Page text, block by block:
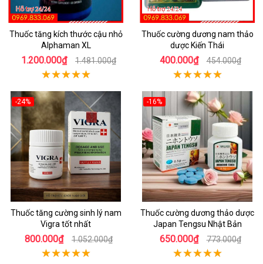
Thuốc tăng kích thước cậu nhỏ
Alphaman XL
1.200.000₫ 1.481.000₫
Thuốc cường dương nam thảo
dược Kiến Thái
400.000₫ 454.000₫
-24%
Thuốc tăng cường sinh lý nam
Vigra tốt nhất
800.000₫ 1.052.000₫
-16%
Thuốc cường dương thảo dược
Japan Tengsu Nhật Bản
650.000₫ 773.000₫